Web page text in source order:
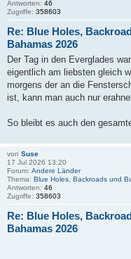
Antworten: 46
Zugriffe: 358603
Re: Blue Holes,
Bahamas 2026
Der Tag in den Everglades
eigentlich am liebsten gleich
morgens der an die
ist, kann man auch nur
So bleibt es auch den
von Suse
17 Jul 2026 13:20
Forum: Andere Länder
Thema: Blue Holes, Backroads und
Antworten: 46
Zugriffe: 358603
Re: Blue Holes,
Bahamas 2026